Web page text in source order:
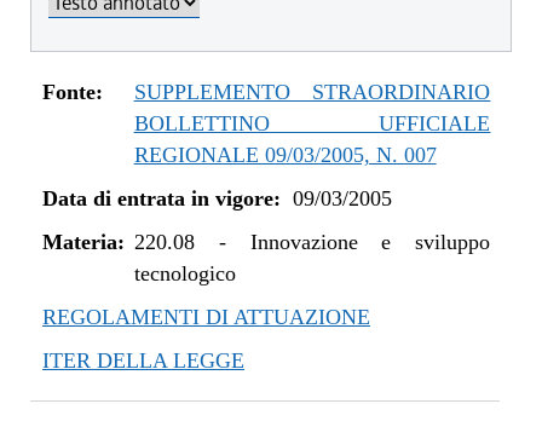
Fonte:
SUPPLEMENTO STRAORDINARIO
BOLLETTINO UFFICIALE
REGIONALE 09/03/2005, N. 007
Data di entrata in vigore: 09/03/2005
Materia: 220.08- Innovazione e sviluppo
tecnologico
REGOLAMENTI DI ATTUAZIONE
ITER DELLA LEGGE